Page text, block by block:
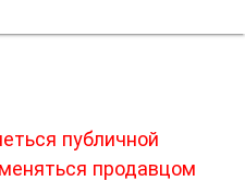
публичной
продавцом